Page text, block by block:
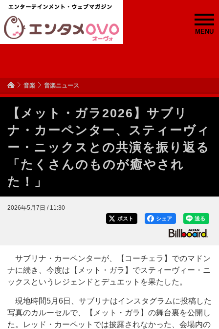
MENU
音楽 音楽ニュース
【メット・ガラ2026】サブリ
ナ・カーペンター、スティーヴィ
ー・ニックスとの共演を振り返る
「たくさんのものが癒やされ
た！」
2026年5月7日 / 11:30
送る
シェア
ポスト
サブリナ・カーペンターが、【コーチェラ】でのマドン
ナに続き、今度は【メット・ガラ】でスティーヴィー・ニ
ックスというレジェンドとデュエットを果たした。
現地時間5月6日、サブリナはインスタグラムに投稿した
写真のカルーセルで、【メット・ガラ】の舞台裏を公開し
た。レッド・カーペットでは披露されなかった、会場内の